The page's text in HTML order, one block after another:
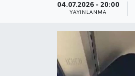
04.07.2026 - 20:00
YAYINLANMA
SAĞLIK